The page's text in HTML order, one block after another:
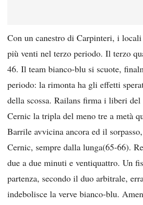
Con un canestro di Carpinteri, i
più venti nel terzo periodo. Il terzo
46. Il team bianco-blu si scuote,
periodo: la rimonta ha gli effetti
della scossa. Railans firma i liberi del
Cernic la tripla del meno tre a metà
Barrile avvicina ancora ed il
Cernic, sempre dalla lunga(65-66).
due a due minuti e ventiquattro. Un
partenza, secondo il duo arbitrale,
indebolisce la verve bianco-blu.